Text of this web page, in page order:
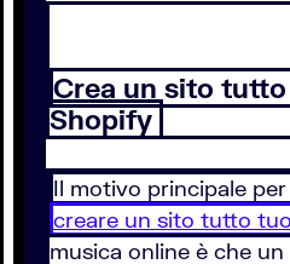
Crea un sito
Shopify
Il motivo principale
creare un sito tutto tuo
musica online è che